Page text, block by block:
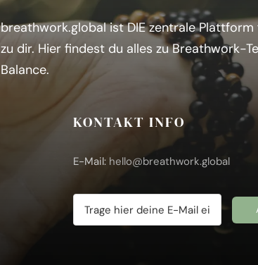
breathwork.global ist DIE zentrale
zu dir. Hier findest du alles zu Breathwork-
Balance.
KONTAKT INFO
E-Mail: hello@breathwork.global